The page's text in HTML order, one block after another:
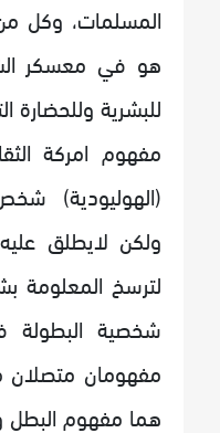
المسلمات، وكل
هو في معسكر
للبشرية وللحضارة
مفهوم امركة
(الهوليودية)
ولكن لايطلق
لترسخ المعلومة
شخصية البطولة
مفهومان متصلان
هما مفهوم البطل